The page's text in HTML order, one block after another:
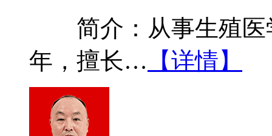
简介：从事生殖医
年，擅长… 【详情】